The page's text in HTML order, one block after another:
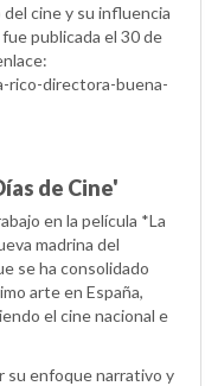
cine y su influencia
publicada el 30 de
directora-buena-
de Cine'
en la película *La
madrina del
se ha consolidado
arte en España,
el cine nacional e
su enfoque narrativo y